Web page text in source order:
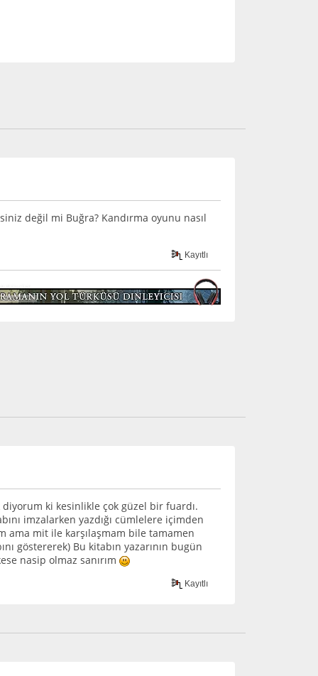
değil mi Buğra? Kandırma oyunu nasıl
Kayıtlı
ki kesinlikle çok güzel bir fuardı.
imzalarken yazdığı cümlelere içimden
mit ile karşılaşmam bile tamamen
göstererek) Bu kitabın yazarının bugün
nasip olmaz sanırım
Kayıtlı